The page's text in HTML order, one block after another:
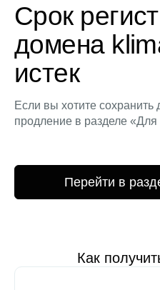
Срок
домена
истек
Если вы хотите
продление в разделе «Для
Перейти в
Как